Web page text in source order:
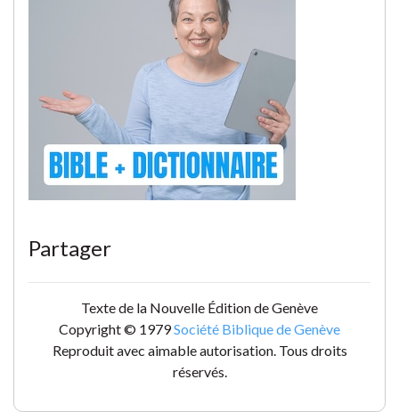
Partager
Texte de la Nouvelle Édition de Genève
Copyright © 1979Société Biblique de Genève
Reproduit avec aimable autorisation. Tous droits
réservés.